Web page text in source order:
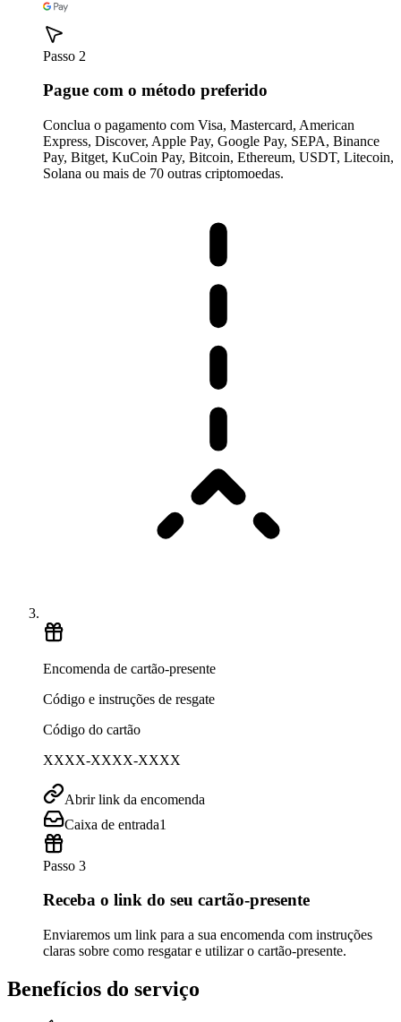
Passo 2
Pague com o método preferido
Conclua o pagamento com Visa, Mastercard, American
Express, Discover, Apple Pay, Google Pay, SEPA, Binance
Pay, Bitget, KuCoin Pay, Bitcoin, Ethereum, USDT, Litecoin,
Solana ou mais de 70 outras criptomoedas.
Encomenda de cartão-presente
Código e instruções de resgate
Código do cartão
XXXX-XXXX-XXXX
Abrir link da encomenda
Caixa de entrada1
Passo 3
Receba o link do seu cartão-presente
Enviaremos um link para a sua encomenda com instruções
claras sobre como resgatar e utilizar o cartão-presente.
Benefícios do serviço